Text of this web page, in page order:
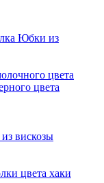
Юбки из
цвета
цвета
вискозы
цвета хаки